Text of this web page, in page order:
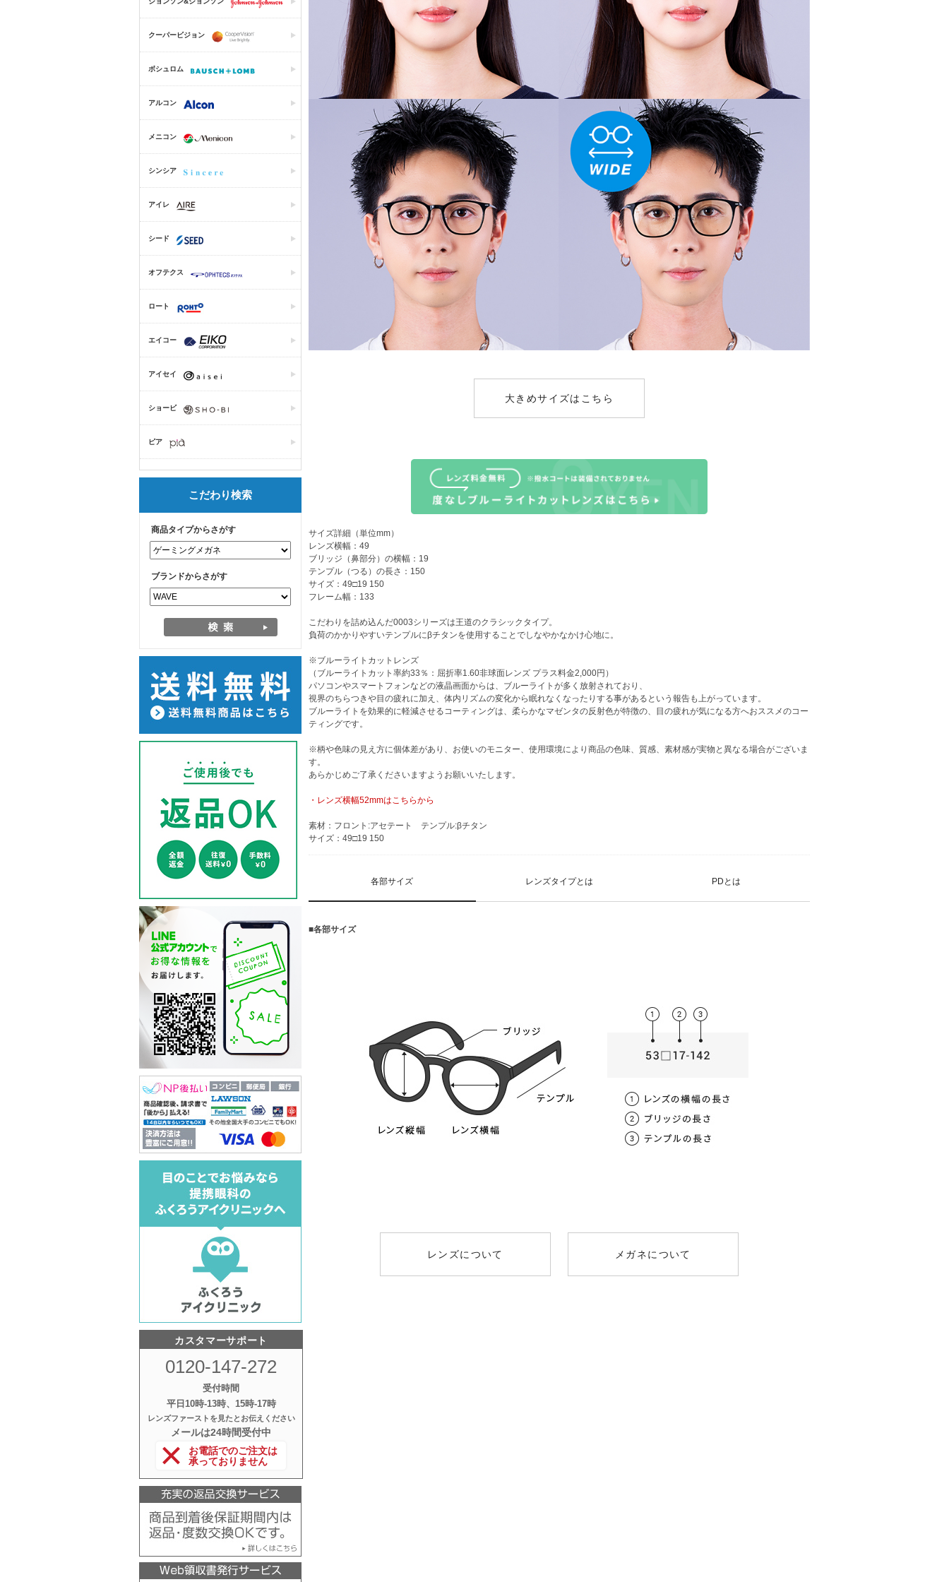
クーパービジョン
ボシュロム
アルコン
メニコン
シンシア
アイレ
シード
オフテクス
ロート
エイコー
アイセイ
ショービ
ピア
こだわり検索
商品タイプからさがす
ブランドからさがす
カスタマーサポート
0120-147-272
受付時間
平日10時‐13時、15時‐17時
レンズファーストを見たとお伝えください
メールは24時間受付中
お電話でのご注文は
承っておりません
大きめサイズはこちら
サイズ詳細（単位mm）
レンズ横幅：49
ブリッジ（鼻部分）の横幅：19
テンプル（つる）の長さ：150
サイズ：49□19 150
フレーム幅：133
こだわりを詰め込んだ0003シリーズは王道のクラシックタイプ。
負荷のかかりやすいテンプルにβチタンを使用することでしなやかなかけ心地に。
※ブルーライトカットレンズ
（ブルーライトカット率約33％：屈折率1.60非球面レンズ プラス料金2,000円）
パソコンやスマートフォンなどの液晶画面からは、ブルーライトが多く放射されており、
視界のちらつきや目の疲れに加え、体内リズムの変化から眠れなくなったりする事があるという報告も上がっています。
ブルーライトを効果的に軽減させるコーティングは、柔らかなマゼンタの反射色が特徴の、目の疲れが気になる方へおススメのコー
ティングです。
※柄や色味の見え方に個体差があり、お使いのモニター、使用環境により商品の色味、質感、素材感が実物と異なる場合がございま
す。
あらかじめご了承くださいますようお願いいたします。
・レンズ横幅52mmはこちらから
素材：フロント:アセテート テンプル:βチタン
サイズ：49□19 150
各部サイズ レンズタイプとは PDとは
■各部サイズ
薄型非球面レンズ
レンズタイプ 取扱度数
（ブルーライトカット）
遠方視用の眼鏡（通常用）の日本人の平均値
レンズについて メガネについて